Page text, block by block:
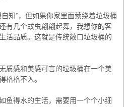
知”，但如果你家里面萦绕着垃圾桶
有几个蚊虫翩翩起舞，我想你的客
活品质。这就是传统敞口垃圾桶的
质感和美感可言的垃圾桶在一个美
格格不入。
鱼得水的生活，需要用一个个小细